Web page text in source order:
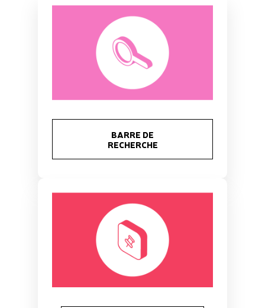
BARRE DE
RECHERCHE